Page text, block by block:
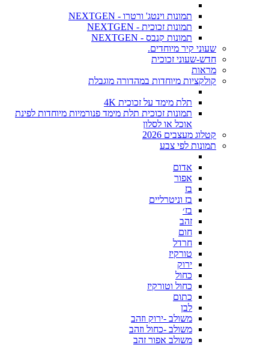
תמונות וינטג' ורטרו - NEXTGEN
תמונות זכוכית - NEXTGEN
תמונות קנבס - NEXTGEN
שעוני קיר מיוחדים.
חדש-שעוני זכוכית
מראות
קולקציות מיוחדות במהדורה מוגבלת
תלת מימד על זכוכית 4K
תמונות זכוכית תלת מימד פנורמיות מיוחדות לפינת
אוכל או לסלון
קטלוג מעצבים 2026
תמונות לפי צבע
אדום
אפור
בז
בז וניטרליים
בז׳
זהב
חום
חרדל
טורקיז
ירוק
כחול
כחול וטורקיז
כתום
לבן
משולב -ירוק וזהב
משולב -כחול וזהב
משולב אפור זהב